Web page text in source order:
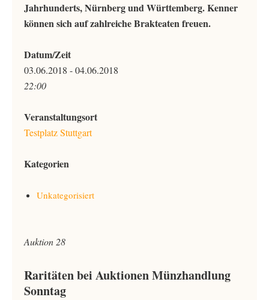
Jahrhunderts, Nürnberg und Württemberg. Kenner
können sich auf zahlreiche Brakteaten freuen.
Datum/Zeit
03.06.2018 - 04.06.2018
22:00
Veranstaltungsort
Testplatz Stuttgart
Kategorien
Unkategorisiert
Auktion 28
Raritäten bei Auktionen Münzhandlung
Sonntag